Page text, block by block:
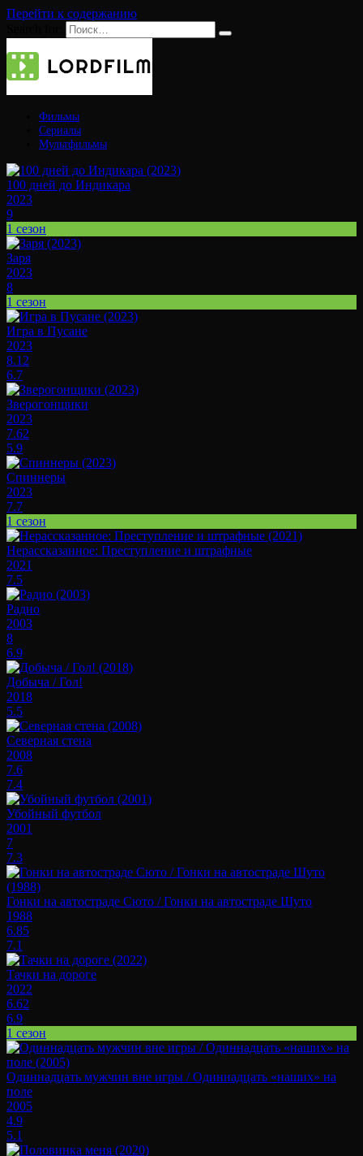
Перейти к содержанию
Фильмы
Сериалы
Мультфильмы
100 дней до Индикара
2023
9
1 сезон
Заря
2023
8
1 сезон
Игра в Пусане
2023
8.12
6.7
Зверогонщики
2023
7.62
5.9
Спиннеры
2023
7.7
1 сезон
Нерассказанное: Преступление и штрафные
2021
7.5
Радио
2003
8
6.9
Добыча / Гол!
2018
5.5
Северная стена
2008
7.6
7.4
Убойный футбол
2001
7
7.3
Гонки на автостраде Сюто / Гонки на автостраде Шуто
1988
6.85
7.1
Тачки на дороге
2022
6.62
6.9
1 сезон
Одиннадцать мужчин вне игры / Одиннадцать «наших» на
поле
2005
4.9
5.1